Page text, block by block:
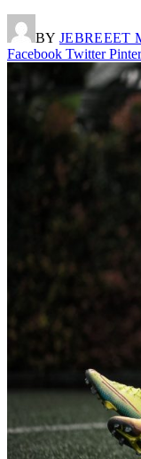
BY JEBREEET
Facebook Twitter